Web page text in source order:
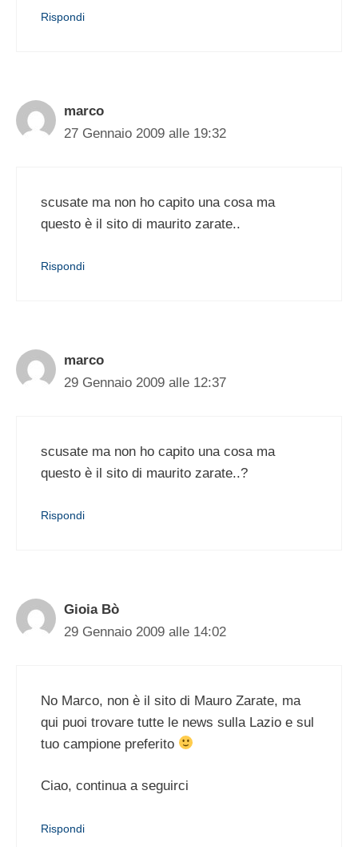
Rispondi
marco
27 Gennaio 2009 alle 19:32
scusate ma non ho capito una cosa ma
questo è il sito di maurito zarate..
Rispondi
marco
29 Gennaio 2009 alle 12:37
scusate ma non ho capito una cosa ma
questo è il sito di maurito zarate..?
Rispondi
Gioia Bò
29 Gennaio 2009 alle 14:02
No Marco, non è il sito di Mauro Zarate, ma
qui puoi trovare tutte le news sulla Lazio e sul
tuo campione preferito
Ciao, continua a seguirci
Rispondi